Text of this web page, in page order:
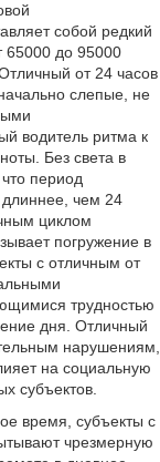
собой редкий
65000 до 95000
от 24 часов
слепые, не
водитель ритма к
Без света в
период
длиннее, чем 24
циклом
погружение в
с отличным от
трудностью
дня. Отличный
нарушениям,
на социальную
субъектов.
время, субъекты с
чрезмерную